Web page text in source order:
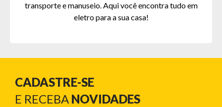
transporte e manuseio. Aqui você encontra tudo em
eletro para a sua casa!
CADASTRE-SE
E RECEBA NOVIDADES